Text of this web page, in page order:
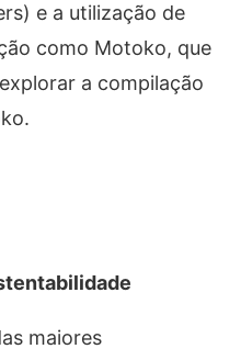
e a utilização de
como Motoko, que
a compilação
maiores